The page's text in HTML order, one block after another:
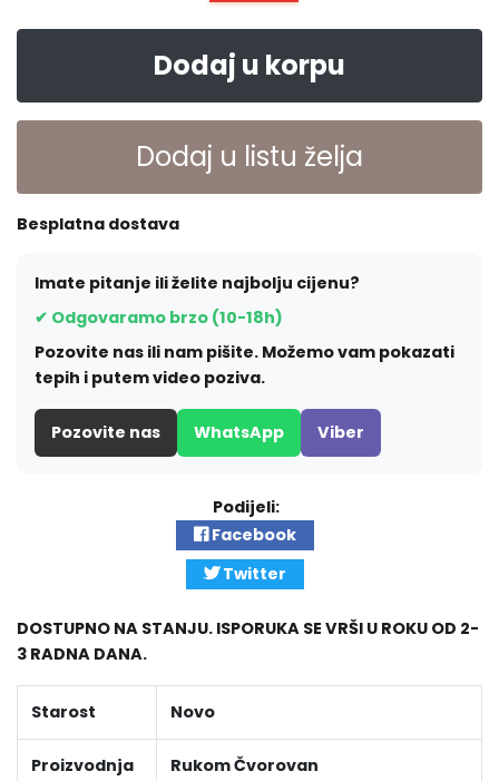
Dodaj u korpu
Dodaj u listu želja
Besplatna dostava
Imate pitanje ili želite najbolju cijenu?
✔ Odgovaramo brzo (10-18h)
Pozovite nas ili nam pišite. Možemo vam pokazati
tepih i putem video poziva.
Pozovite nas WhatsApp Viber
Podijeli:
Facebook
Twitter
DOSTUPNO NA STANJU. ISPORUKA SE VRŠI U ROKU OD 2-
3 RADNA DANA.
Starost Novo
Proizvodnja Rukom Čvorovan